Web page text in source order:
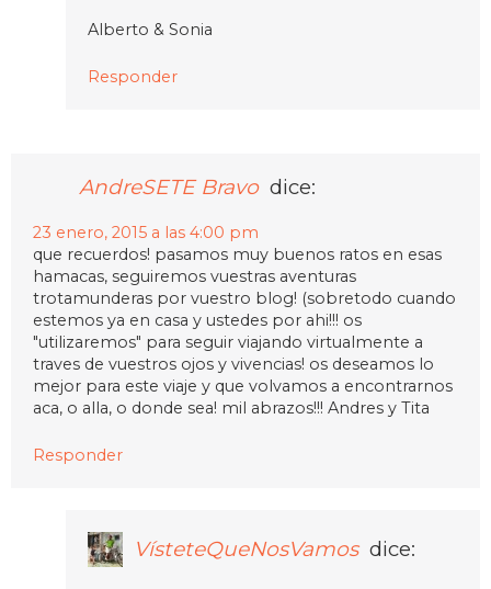
Alberto & Sonia
Responder
AndreSETE Bravo dice:
23 enero, 2015 a las 4:00 pm
que recuerdos! pasamos muy buenos ratos en esas
hamacas, seguiremos vuestras aventuras
trotamunderas por vuestro blog! (sobretodo cuando
estemos ya en casa y ustedes por ahi!!! os
"utilizaremos" para seguir viajando virtualmente a
traves de vuestros ojos y vivencias! os deseamos lo
mejor para este viaje y que volvamos a encontrarnos
aca, o alla, o donde sea! mil abrazos!!! Andres y Tita
Responder
VísteteQueNosVamos dice: